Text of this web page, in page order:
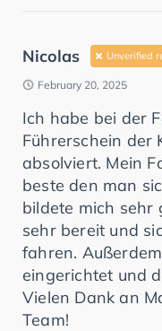
Nicolas Unverified
February 20, 2025
Ich habe bei der
Führerschein der
absolviert. Mein
beste den man
bildete mich sehr
sehr bereit und
fahren.
eingerichtet und
Vielen Dank an
Team!